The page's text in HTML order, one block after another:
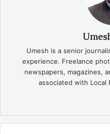
Umesh is a senior
experience. Freelance
newspapers, magazines,
associated with Local